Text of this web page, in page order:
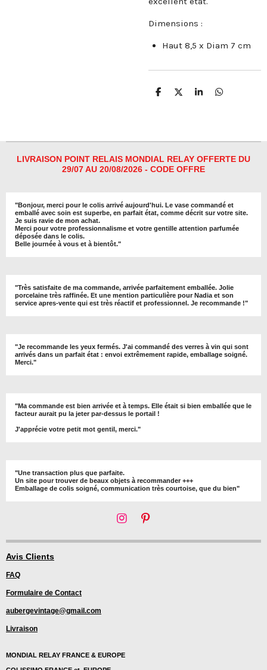
Dimensions :
Haut 8,5 x Diam 7 cm
P
g
r
P
g
r
P
g
r
P
g
r
LIVRAISON POINT RELAIS MONDIAL RELAY OFFERTE DU
29/07 AU 20/08/2026 - CODE OFFRE
"Bonjour, merci pour le colis arrivé aujourd'hui. Le vase commandé et
emballé avec soin est superbe, en parfait état, comme décrit sur votre site.
Je suis ravie de mon achat.
Merci pour votre professionnalisme et votre gentille attention parfumée
déposée dans le colis.
Belle journée à vous et à bientôt."
"Très satisfaite de ma commande, arrivée parfaitement emballée. Jolie
porcelaine très raffinée. Et une mention particulière pour Nadia et son
service apres-vente qui est très réactif et professionnel. Je recommande !"
"Je recommande les yeux fermés. J'ai commandé des verres à vin qui sont
arrivés dans un parfait état : envoi extrêmement rapide, emballage soigné.
Merci."
"Ma commande est bien arrivée et à temps. Elle était si bien emballée que le
facteur aurait pu la jeter par-dessus le portail !
J'apprécie votre petit mot gentil, merci."
"Une transaction plus que parfaite.
Un site pour trouver de beaux objets à recommander +++
Emballage de colis soigné, communication très courtoise, que du bien"
I
s
P
n
Avis Clients
FAQ
Formulaire de Contact
aubergevintage@gmail.com
Livraison
MONDIAL RELAY FRANCE & EUROPE